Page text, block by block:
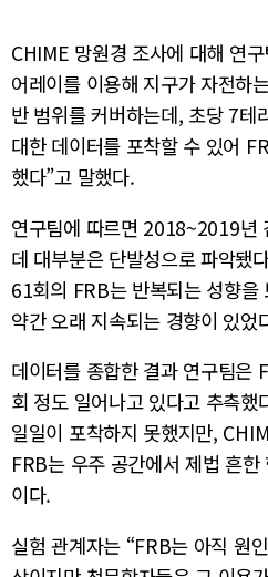
CHIME 망원경 조사에 대해 연
어레이를 이용해 지구가 자전하
반 범위를 커버하는데, 초당 7
대한 데이터를 포착할 수 있어
했다”고 말했다.
연구팀에 따르면 2018~2019년
데 대부분은 단발성으로 파악됐
61회의 FRB는 반복되는 성향을
약간 오래 지속되는 경향이 있었
데이터를 종합한 결과 연구팀은
회 정도 일어나고 있다고 추측
일일이 포착하지 못했지만,
FRB는 우주 공간에서 제법 흔
이다.
실험 관계자는 “FRB는 아직 원